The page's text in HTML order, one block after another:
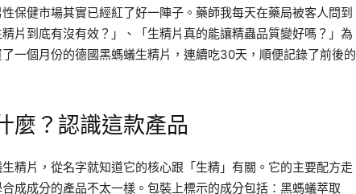
保健市場其實已經紅了好一陣子。藥師我每天在藥局被客人問到
片到底有沒有效？」、「生精片真的能讓精蟲品質變好嗎？」為
一個月份的德國黑螞蟻生精片，連續吃30天，順便記錄了前後的
麼？認識這款產品
精片，從名字就知道它的核心跟「生精」有關。它的主要配方走
成成分的產品不太一樣。包裝上標示的成分包括：黑螞蟻萃取